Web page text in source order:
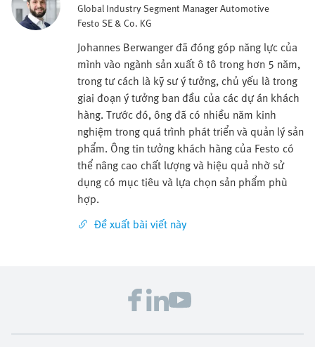
Global Industry Segment Manager Automotive
Festo SE & Co. KG
Johannes Berwanger đã đóng góp năng lực của
mình vào ngành sản xuất ô tô trong hơn 5 năm,
trong tư cách là kỹ sư ý tưởng, chủ yếu là trong
giai đoạn ý tưởng ban đầu của các dự án khách
hàng. Trước đó, ông đã có nhiều năm kinh
nghiệm trong quá trình phát triển và quản lý sản
phẩm. Ông tin tưởng khách hàng của Festo có
thể nâng cao chất lượng và hiệu quả nhờ sử
dụng có mục tiêu và lựa chọn sản phẩm phù
hợp.
Đề xuất bài viết này